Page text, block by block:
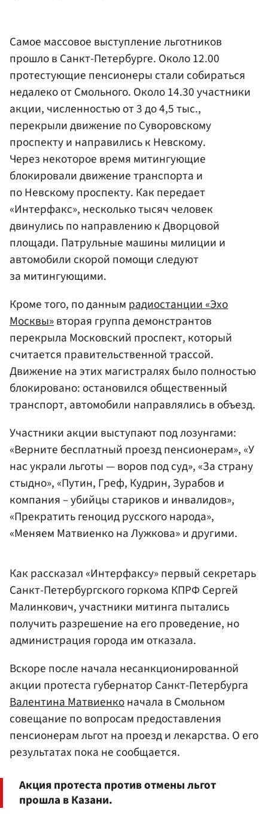
Самое массовое выступление льготников
прошло в Санкт-Петербурге. Около 12.00
протестующие пенсионеры стали собираться
недалеко от Смольного. Около 14.30 участники
акции, численностью от 3 до 4,5 тыс.,
перекрыли движение по Суворовскому
проспекту и направились к Невскому.
Через некоторое время митингующие
блокировали движение транспорта и
по Hевскому проспекту. Как передает
«Интерфакс», несколько тысяч человек
двинулись по направлению к Дворцовой
площади. Патрульные машины милиции и
автомобили скорой помощи следуют
за митингующими.
Кроме того, по данным радиостанции «Эхо
Москвы»вторая группа демонстрантов
перекрыла Московский проспект, который
считается правительственной трассой.
Движение на этих магистралях было полностью
блокировано: остановился общественный
транспорт, автомобили направлялись в объезд.
Участники акции выступают под лозунгами:
«Верните бесплатный проезд пенсионерам», «У
нас украли льготы — воров под суд», «За страну
стыдно», «Путин, Греф, Кудрин, Зурабов и
компания – убийцы стариков и инвалидов»,
«Прекратить геноцид русского народа»,
«Меняем Матвиенко на Лужкова» и другими.
Как рассказал «Интерфаксу» первый секретарь
Санкт-Петербургского горкома КПРФ Сергей
Малинкович, участники митинга пытались
получить разрешение на его проведение, но
администрация города им отказала.
Вскоре после начала несанкционированной
акции протеста губернатор Санкт-Петербурга
Валентина Матвиенконачала в Смольном
совещание по вопросам предоставления
пенсионерам льгот на проезд и лекарства. О его
результатах пока не сообщается.
Акция протеста против отмены льгот
прошла в Казани.